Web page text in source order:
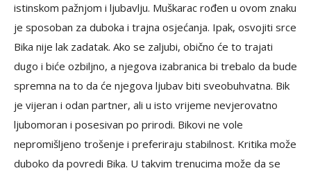
istinskom pažnjom i ljubavlju. Muškarac rođen u ovom znaku
je sposoban za duboka i trajna osjećanja. Ipak, osvojiti srce
Bika nije lak zadatak. Ako se zaljubi, obično će to trajati
dugo i biće ozbiljno, a njegova izabranica bi trebalo da bude
spremna na to da će njegova ljubav biti sveobuhvatna. Bik
je vijeran i odan partner, ali u isto vrijeme nevjerovatno
ljubomoran i posesivan po prirodi. Bikovi ne vole
nepromišljeno trošenje i preferiraju stabilnost. Kritika može
duboko da povredi Bika. U takvim trenucima može da se